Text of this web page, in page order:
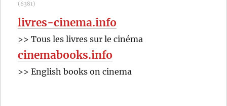
(6381)
livres-cinema.info
>> Tous les livres sur le cinéma
cinemabooks.info
>> English books on cinema